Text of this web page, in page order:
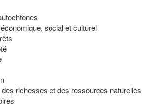
social et culturel
des richesses et des ressources naturelles